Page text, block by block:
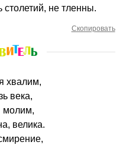
столетий, не тленны.
Скопировать
хвалим,
века,
молим,
велика.